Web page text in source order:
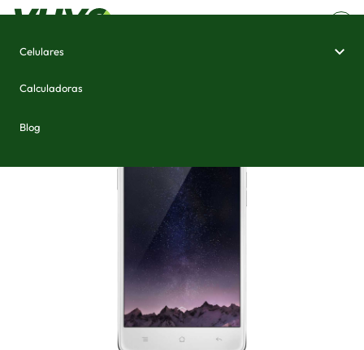
Celulares
Calculadoras
Blog